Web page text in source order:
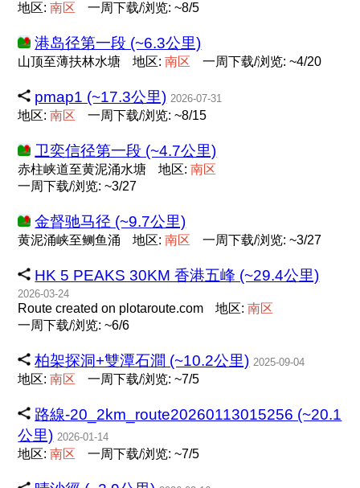
地区:南区 一周下载/浏览: ~8/5
港岛径第一段 (~6.3公里)
山顶至薄扶林水塘 地区:南区 一周下载/浏览: ~4/20
pmap1 (~17.3公里) 2026-07-31
地区:南区 一周下载/浏览: ~8/15
卫奕信径第一段 (~4.7公里)
赤柱峡道至黄泥涌水塘 地区:南区
一周下载/浏览: ~3/27
金督驰马径 (~9.7公里)
黄泥涌峡至鲗鱼涌 地区:南区 一周下载/浏览: ~3/27
HK 5 PEAKS 30KM 香港五峰 (~29.4公里)
2026-03-24
Route created on plotaroute.com 地区:南区
一周下载/浏览: ~6/6
柏架探洞+雙潭石澗 (~10.2公里) 2025-09-04
地区:南区 一周下载/浏览: ~7/5
路線-20_2km_route20260113015256 (~20.1
公里) 2026-01-14
地区:南区 一周下载/浏览: ~7/5